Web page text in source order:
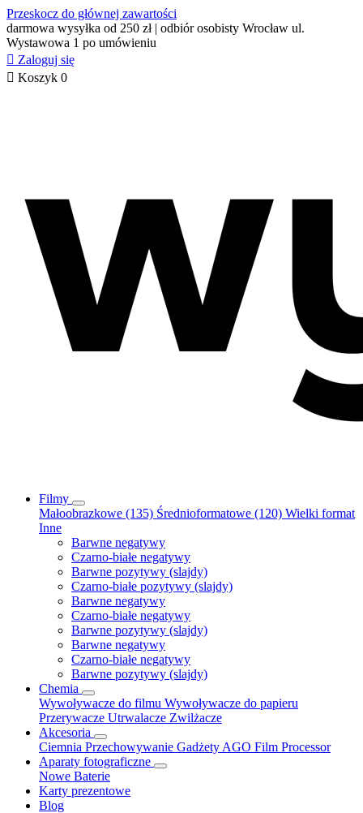
Przeskocz do głównej zawartości
darmowa wysyłka od 250 zł | odbiór osobisty Wrocław ul.
Wystawowa 1 po umówieniu
 Zaloguj się
 Koszyk 0
Filmy
Małoobrazkowe (135) Średnioformatowe (120) Wielki format
Inne
Barwne negatywy
Czarno-białe negatywy
Barwne pozytywy (slajdy)
Czarno-białe pozytywy (slajdy)
Barwne negatywy
Czarno-białe negatywy
Barwne pozytywy (slajdy)
Barwne negatywy
Czarno-białe negatywy
Barwne pozytywy (slajdy)
Chemia
Wywoływacze do filmu Wywoływacze do papieru
Przerywacze Utrwalacze Zwilżacze
Akcesoria
Ciemnia Przechowywanie Gadżety AGO Film Processor
Aparaty fotograficzne
Nowe Baterie
Karty prezentowe
Blog